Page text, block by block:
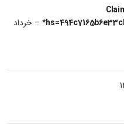
* * *
– خرداد